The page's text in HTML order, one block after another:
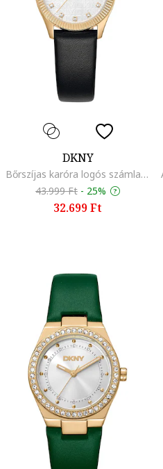
DKNY
Bőrszíjas karóra logós számlappal, Fekete
43.999 Ft - 25%
32.699 Ft